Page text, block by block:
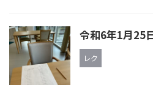
令和6年1月25
レク